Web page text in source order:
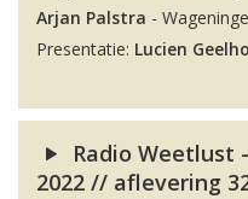
Arjan Palstra -
Presentatie: Lucien
Radio Weetlust
2022 // aflevering